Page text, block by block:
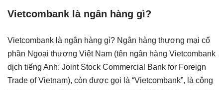
Vietcombank là ngân hàng gì?
Vietcombank là ngân hàng gì? Ngân hàng thương mại cổ
phần Ngoại thương Việt Nam (tên ngân hàng Vietcombank
dịch tiếng Anh: Joint Stock Commercial Bank for Foreign
Trade of Vietnam), còn được gọi là “Vietcombank”, là công